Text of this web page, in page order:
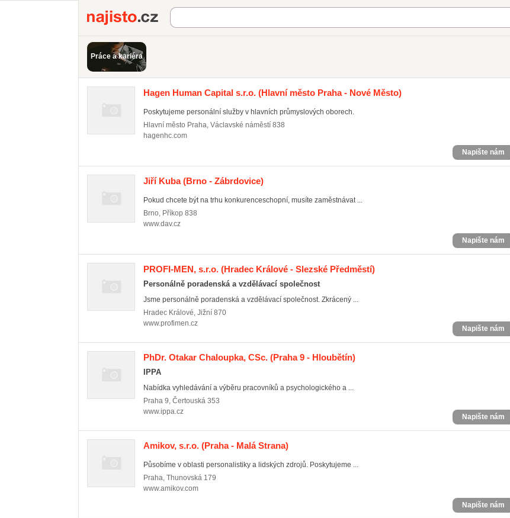
Najisto.cz
Práce a kariéra
Hagen Human Capital s.r.o. (Hlavní město Praha - Nové Město)
Poskytujeme personální služby v hlavních průmyslových oborech.
Hlavní město Praha, Václavské náměstí 838
hagenhc.com
Napište nám
Jiří Kuba(Brno - Zábrdovice)
Pokud chcete být na trhu konkurenceschopní, musíte zaměstnávat ...
Brno, Příkop 838
www.dav.cz
Napište nám
PROFI-MEN, s.r.o. (Hradec Králové - Slezské Předměstí)
Personálně poradenská a vzdělávací společnost
Jsme personálně poradenská a vzdělávací společnost. Zkrácený ...
Hradec Králové, Jižní 870
www.profimen.cz
Napište nám
PhDr. Otakar Chaloupka, CSc. (Praha 9 - Hloubětín)
IPPA
Nabídka vyhledávání a výběru pracovníků a psychologického a ...
Praha 9, Čertouská 353
www.ippa.cz
Napište nám
Amikov, s.r.o. (Praha - Malá Strana)
Působíme v oblasti personalistiky a lidských zdrojů. Poskytujeme ...
Praha, Thunovská 179
www.amikov.com
Napište nám